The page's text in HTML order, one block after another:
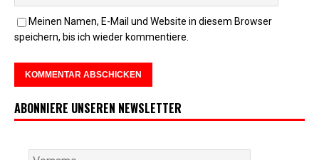
Meinen Namen, E-Mail und Website in diesem Browser
speichern, bis ich wieder kommentiere.
ABONNIERE UNSEREN NEWSLETTER